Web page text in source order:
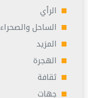
الرأي
الساحل والصحراء
المزيد
الهجرة
ثقافة
جهات